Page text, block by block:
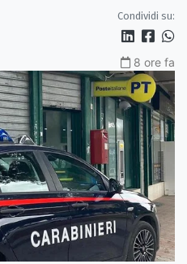
Condividi su:
8 ore fa